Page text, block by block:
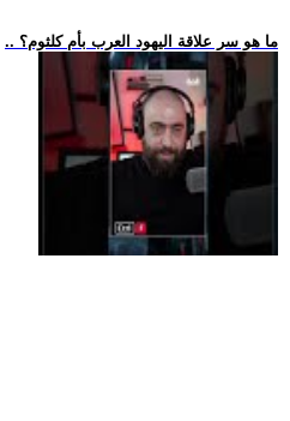
.. ما هو سر علاقة اليهود العرب بأم كلثوم؟